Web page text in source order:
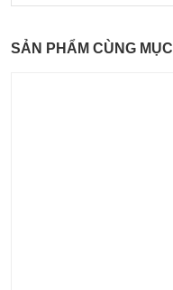
SẢN PHẨM CÙNG MỤC